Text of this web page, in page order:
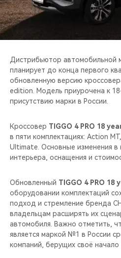
CHERY И СПОРТ
ВИДЕООБЗОРЫ
CHERY ДЛЯ ДЕТЕЙ
Дистрибьютор автомобильной
планирует до конца первого
обновленную версию
edition. Модель приурочена к
присутствию марки в России.
Кроссовер TIGGO 4 PRO 18
в пяти комплектациях: Action
Ultimate. Основные изменения в
интерьера, оснащения и
Обновленный TIGGO 4 PRO 18
оборудовании комплектаций
подход и стремление бренда
владельцам расширять их
автомобиля. Важно отметить,
является маркой №1 в России
компаний, берущих своё начало